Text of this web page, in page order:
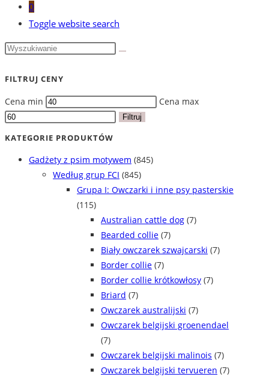
0
Toggle website search
FILTRUJ CENY
Cena min Cena max
Filtruj
KATEGORIE PRODUKTÓW
Gadżety z psim motywem (845)
Według grup FCI (845)
Grupa I: Owczarki i inne psy pasterskie
(115)
Australian cattle dog (7)
Bearded collie (7)
Biały owczarek szwajcarski (7)
Border collie (7)
Border collie krótkowłosy (7)
Briard (7)
Owczarek australijski (7)
Owczarek belgijski groenendael
(7)
Owczarek belgijski malinois (7)
Owczarek belgijski tervueren (7)